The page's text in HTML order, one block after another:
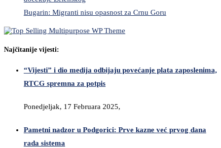
Bugarin: Migranti nisu opasnost za Crnu Goru
Najčitanije vijesti:
“Vijesti” i dio medija odbijaju povećanje plata zaposlenima,
RTCG spremna za potpis
Ponedjeljak, 17 Februara 2025,
Pametni nadzor u Podgorici: Prve kazne već prvog dana
rada sistema